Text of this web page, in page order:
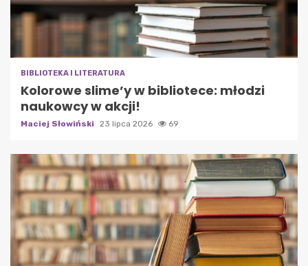
BIBLIOTEKA I LITERATURA
Kolorowe slime’y w bibliotece: młodzi
naukowcy w akcji!
Maciej Słowiński 23 lipca 2026 69